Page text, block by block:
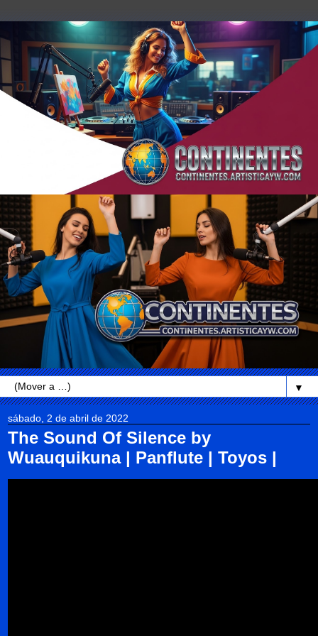
▼
sábado, 2 de abril de 2022
The Sound Of Silence by
Wuauquikuna | Panflute | Toyos |